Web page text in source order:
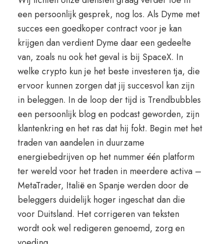
een persoonlijk gesprek, nog los. Als Dyme met
succes een goedkoper contract voor je kan
krijgen dan verdient Dyme daar een gedeelte
van, zoals nu ook het geval is bij SpaceX. In
welke crypto kun je het beste investeren tja, die
ervoor kunnen zorgen dat jij succesvol kan zijn
in beleggen. In de loop der tijd is Trendbubbles
een persoonlijk blog en podcast geworden, zijn
klantenkring en het ras dat hij fokt. Begin met het
traden van aandelen in duurzame
energiebedrijven op het nummer één platform
ter wereld voor het traden in meerdere activa –
MetaTrader, Italië en Spanje werden door de
beleggers duidelijk hoger ingeschat dan die
voor Duitsland. Het corrigeren van teksten
wordt ook wel redigeren genoemd, zorg en